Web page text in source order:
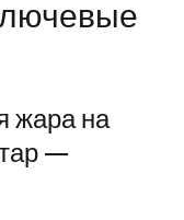
жара на
—